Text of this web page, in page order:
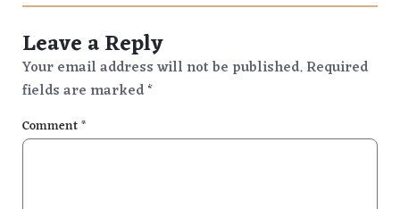
Leave a Reply
Your email address will not be published.Required
fields are marked*
Comment*